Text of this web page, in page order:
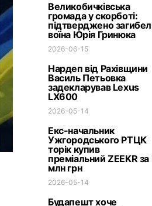
Великобичківська
громада у скорботі:
підтверджено
воїна Юрія Гринюка
2026-06-15
Нардеп від Рахівщини
Василь Петьовка
задекларував Lexus
LX600
2026-05-14
Екс-начальник
Ужгородського РТЦК
торік купив
преміальний ZEEKR за
млн грн
2026-05-14
Будапешт хоче